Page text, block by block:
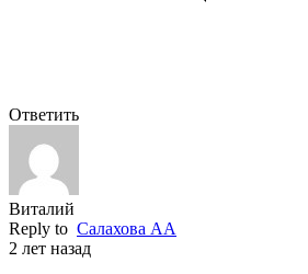
Ответить
Виталий
Reply to Салахова АА
2 лет назад